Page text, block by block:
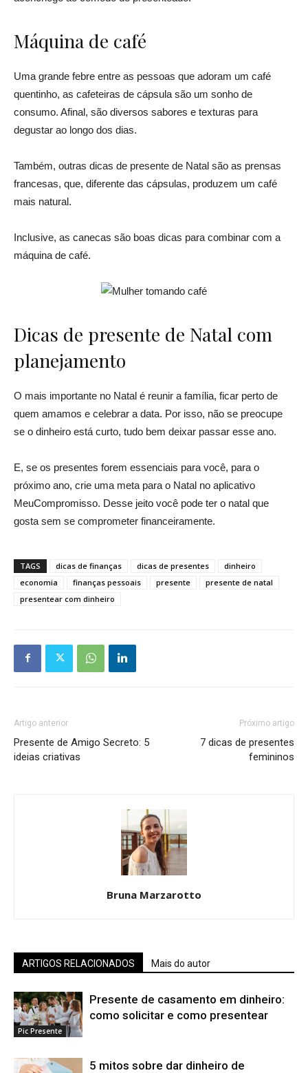
Máquina de café
Uma grande febre entre as pessoas que adoram um café
quentinho, as cafeteiras de cápsula são um sonho de
consumo. Afinal, são diversos sabores e texturas para
degustar ao longo dos dias.
Também, outras dicas de presente de Natal são as prensas
francesas, que, diferente das cápsulas, produzem um café
mais natural.
Inclusive, as canecas são boas dicas para combinar com a
máquina de café.
Dicas de presente de Natal com
planejamento
O mais importante no Natal é reunir a família, ficar perto de
quem amamos e celebrar a data. Por isso, não se preocupe
se o dinheiro está curto, tudo bem deixar passar esse ano.
E, se os presentes forem essenciais para você, para o
próximo ano, crie uma meta para o Natal no aplicativo
MeuCompromisso. Desse jeito você pode ter o natal que
gosta sem se comprometer financeiramente.
TAGS dicas de finanças dicas de presentes
dinheiro
economia
finanças pessoais presente
presente de natal
presentear com dinheiro
Artigo anterior
Presente de Amigo Secreto: 5
ideias criativas
Próximo artigo
7 dicas de presentes
femininos
Bruna Marzarotto
ARTIGOS RELACIONADOS Mais do autor
Pic Presente
Presente de casamento em dinheiro:
como solicitar e como presentear
5 mitos sobre dar dinheiro de